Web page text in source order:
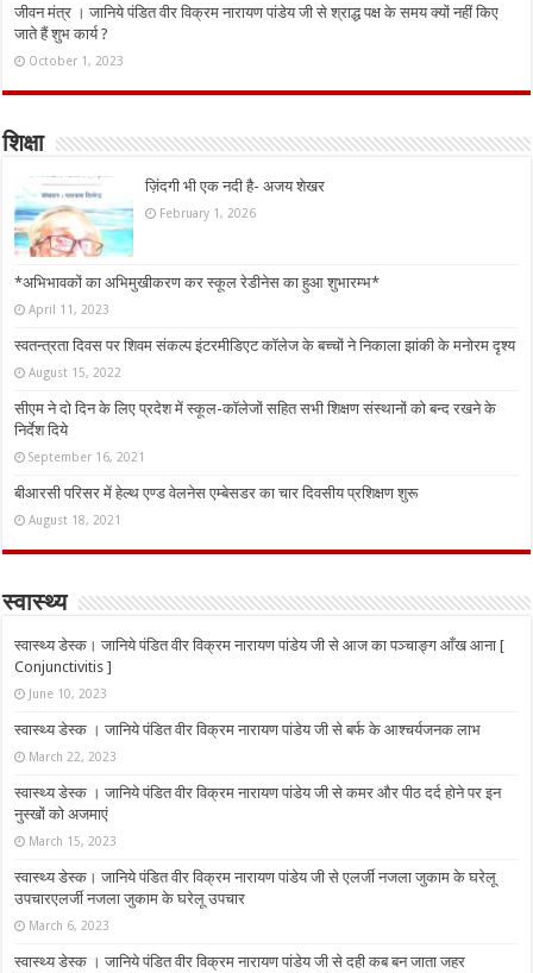
जीवन मंत्र । जानिये पंडित वीर विक्रम नारायण पांडेय जी से श्राद्ध पक्ष के समय क्यों नहीं किए
जाते हैं शुभ कार्य ?
October 1, 2023
शिक्षा
ज़िंदगी भी एक नदी है- अजय शेखर
February 1, 2026
*अभिभावकों का अभिमुखीकरण कर स्कूल रेडीनेस का हुआ शुभारम्भ*
April 11, 2023
स्वतन्त्रता दिवस पर शिवम संकल्प इंटरमीडिएट कॉलेज के बच्चों ने निकाला झांकी के मनोरम दृश्य
August 15, 2022
सीएम ने दो दिन के लिए प्रदेश में स्कूल-कॉलेजों सहित सभी शिक्षण संस्थानों को बन्द रखने के
निर्देश दिये
September 16, 2021
बीआरसी परिसर में हेल्थ एण्ड वेलनेस एम्बेसडर का चार दिवसीय प्रशिक्षण शुरू
August 18, 2021
स्वास्थ्य
स्वास्थ्य डेस्क। जानिये पंडित वीर विक्रम नारायण पांडेय जी से आज का पञ्चाङ्ग आँख आना [
Conjunctivitis ]
June 10, 2023
स्वास्थ्य डेस्क । जानिये पंडित वीर विक्रम नारायण पांडेय जी से बर्फ के आश्चर्यजनक लाभ
March 22, 2023
स्वास्थ्य डेस्क । जानिये पंडित वीर विक्रम नारायण पांडेय जी से कमर और पीठ दर्द होने पर इन
नुस्‍खों को अजमाएं
March 15, 2023
स्वास्थ्य डेस्क। जानिये पंडित वीर विक्रम नारायण पांडेय जी से एलर्जी नजला जुकाम के घरेलू
उपचारएलर्जी नजला जुकाम के घरेलू उपचार
March 6, 2023
स्वास्थ्य डेस्क । जानिये पंडित वीर विक्रम नारायण पांडेय जी से दही कब बन जाता जहर